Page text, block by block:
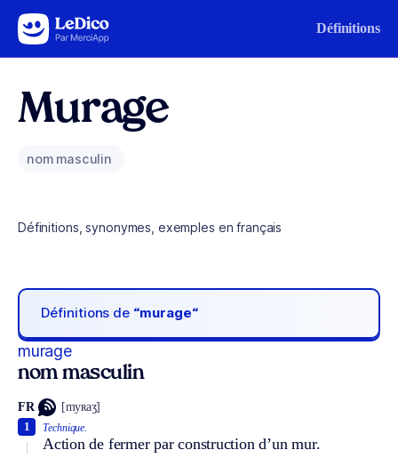
Aller au contenu Définitions
Murage
nom masculin
Définitions, synonymes, exemples en français
Définitions de “murage“
murage
nom masculin
FR [myʀaʒ]
Technique.
Action de fermer par construction d’un mur.
1